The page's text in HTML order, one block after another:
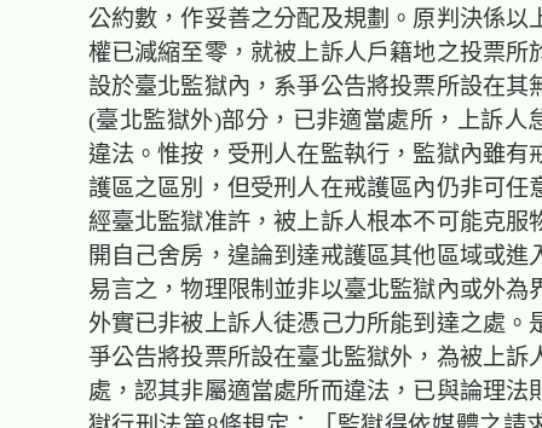
公約數，作妥善之分配及規劃。原判決係以
權已減縮至零，就被上訴人戶籍地之投票所
設於臺北監獄內， 系爭公告將投票所設在其
(臺北監獄外)部分，已非適當處所，上訴人
違法。惟按，受刑人在監執行，監獄內雖有
護區之區別，但受刑人在戒護區內仍非可任
經臺北監獄准許，被上訴人根本不可能克服
開自己舍房，遑論到達戒護區其他區域或進
易言之，物理限制並非以臺北監獄內或外為
外實已非被上訴人徒憑己力所能到達之處。
爭公告將投票所設在臺北監獄外，為被上訴
處，認其非屬適當處所而違法，已與論理法